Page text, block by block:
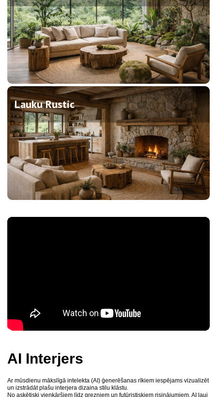
Lauku Rustic
AI Interjers
Ar mūsdienu mākslīgā intelekta (AI) ģenerēšanas rīkiem iespējams vizualizēt
un izstrādāt plašu interjera dizaina stilu klāstu.
No askētiski vienkāršiem līdz grezniem un futūristiskiem risinājumiem. AI ļauj